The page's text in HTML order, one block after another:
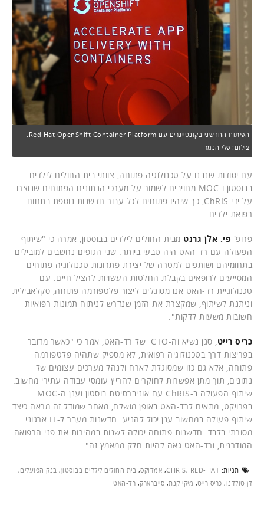
הפיתוח החדשני בקונטיינרים עם Red Hat OpenShift Container Platform.
צילום: פלי הנמר
עם יסודות שנבנו על טכנולוגיה פתוחה, צוותי בית החולים לילדים
בבוסטון ו-MOC מחויבים לשמור על מערכי הנתונים הפתוחים שנוצרו
על ידי ChRIS, כך שיהיו פתוחים לכל עבור חדשנות נוספת בתחום
רפואת ילדים.
פרופ' פי. אלן גרנט מבית החולים לילדים בבוסטון, אמרה כי "שיתוף
הפעולה עם רד-האט היה טבעי ביותר. שני הגופים נחשבים למובילים
בתחומיהם ושותפים למטרה של יצירת פתרונות טכנולוגיה פתוחים
המסייעים לרופאים בקבלת החלטות העשויות להציל חיים. עם
טכנולוגיית רד-האט אנו מסוגלים ליצור פלטפורמה פתוחה, סקלאבילית
וניתנת לשיתוף, שמקצרת את הזמן שנדרש לניתוח תמונות רפואיות
חשובות משעות לדקות".
כריס רייט
, סגן נשיא וה-CTO של רד-האט, אמר כי "כאשר מדובר
בפריצות דרך בטכנולוגיה רפואית, לא מספיק שתהיה פלטפורמה
פתוחה, אלא גם כזו שמסוגלת לארח ולנהל מערכים עצומים של
נתונים, תוך מתן אפשרות לחוקרים להריץ עומסי עבודה עתירי מחשוב.
שיתוף הפעולה ב-ChRIS עם אוניברסיטת בוסטון וענן ה-MOC
בפרויקט, מתאים לרד-האט באופן מושלם, מאחר שמודל זה מראה כיצד
שיתוף פעולה במחשוב ענן יכול להניע חדשנות מעבר ל-IT ארגוני
מסורתי בלבד. חדשנות פתוחה יכולה לשנות במהירות את פני הרפואה
המודרנית, ורד-האט גאה להיות חלק ממאמץ זה".
תגיות: CHRIS, RED-HAT
, אמדוקס, בית החולים לילדים בבוסטון, בנק הפועלים,
דן טולדנו , כריס רייט, מיקי קנת, סייברארק, רד-האט